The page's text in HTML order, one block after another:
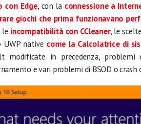
con Edge, con la connessione a
giochi che prima funzionavano
le incompatibilità con CCleaner, le
UWP native come la Calcolatrice di
modificate in precedenza,
e vari problemi di BSOD o crash